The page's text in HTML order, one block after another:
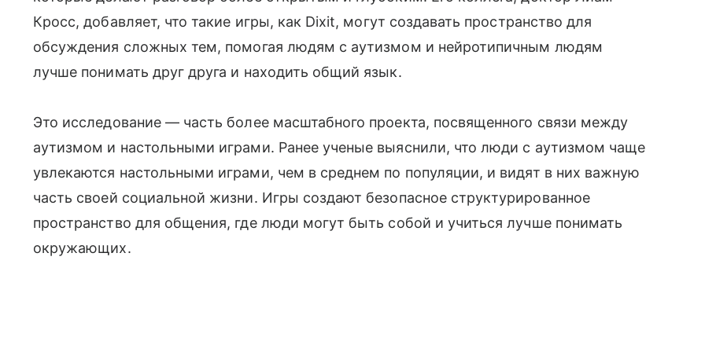
Кросс, добавляет, что такие игры, как Dixit, могут создавать пространство для
обсуждения сложных тем, помогая людям с аутизмом и нейротипичным людям
лучше понимать друг друга и находить общий язык.
Это исследование — часть более масштабного проекта, посвященного связи между
аутизмом и настольными играми. Ранее ученые выяснили, что люди с аутизмом чаще
увлекаются настольными играми, чем в среднем по популяции, и видят в них важную
часть своей социальной жизни. Игры создают безопасное структурированное
пространство для общения, где люди могут быть собой и учиться лучше понимать
окружающих.